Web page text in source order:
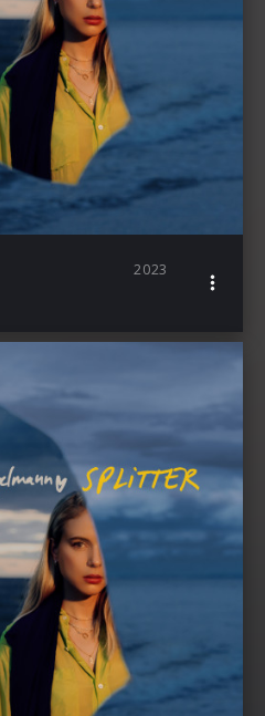
2023